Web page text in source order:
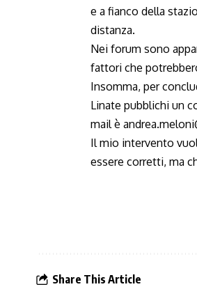
e a fianco della
distanza.
Nei forum sono
fattori che
Insomma, per
Linate pubblichi un
mail è andrea.meloni
Il mio intervento
essere corretti, ma
Share This Article